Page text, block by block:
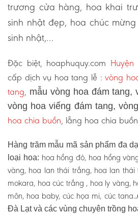
trương cửa hàng, hoa khai
sinh nhật đẹp, hoa chúc
sinh nhật,…
Đặc biệt, hoaphuquy.com Huyện
cấp dịch vụ hoa tang lễ :vòng
tang, mẫu vòng hoa đám tang,
vòng hoa viếng đám tang,
hoa chia buồn, lẵng hoa chia
Hàng trăm mẫu mã sản phẩm đa
loại hoa: hoa hồng đỏ, hoa hồng
vàng, hoa lan thái trắng, hoa lan
mokara, hoa cúc trắng , hoa ly vàng,
môn, hoa baby, cúc họa mi, cúc tana.
Đà Lạt và các vùng chuyên trồng